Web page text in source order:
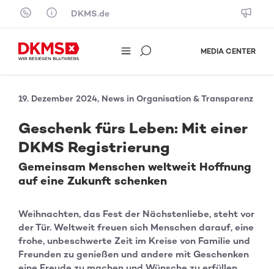
Skip to content
DKMS.de
MEDIA CENTER
19. Dezember 2024, News in Organisation & Transparenz
Geschenk fürs Leben: Mit einer
DKMS Registrierung
Gemeinsam Menschen weltweit Hoffnung
auf eine Zukunft schenken
Weihnachten, das Fest der Nächstenliebe, steht vor
der Tür. Weltweit freuen sich Menschen darauf, eine
frohe, unbeschwerte Zeit im Kreise von Familie und
Freunden zu genießen und andere mit Geschenken